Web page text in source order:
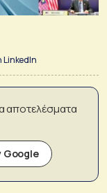
LinkedIn
αποτελέσματα
Google